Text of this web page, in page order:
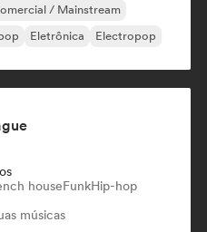
/ Mainstream
Eletrônica Electropop
houseFunkHip-hop
músicas